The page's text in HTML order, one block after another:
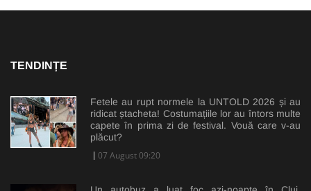
TENDINȚE
Fetele au rupt normele la UNTOLD 2026 și au
ridicat ștacheta! Costumațiile lor au întors multe
capete în prima zi de festival. Vouă care v-au
plăcut?
07 August 09:20